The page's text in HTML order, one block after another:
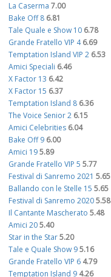
La Caserma 7.00
Bake Off 8 6.81
Tale Quale e Show 10 6.78
Grande Fratello VIP 4 6.69
Temptation Island VIP 2 6.53
Amici Speciali 6.46
X Factor 13 6.42
X Factor 15 6.37
Temptation Island 8 6.36
The Voice Senior 2 6.15
Amici Celebrities 6.04
Bake Off 9 6.00
Amici 195.89
Grande Fratello VIP 5 5.77
Festival di Sanremo 2021 5.65
Ballando con le Stelle 15 5.65
Festival di Sanremo 20205.58
Il Cantante Mascherato 5.48
Amici 205.40
Star in the Star5.20
Tale e Quale Show 95.16
Grande Fratello VIP 6 4.79
Temptation Island 9 4.26